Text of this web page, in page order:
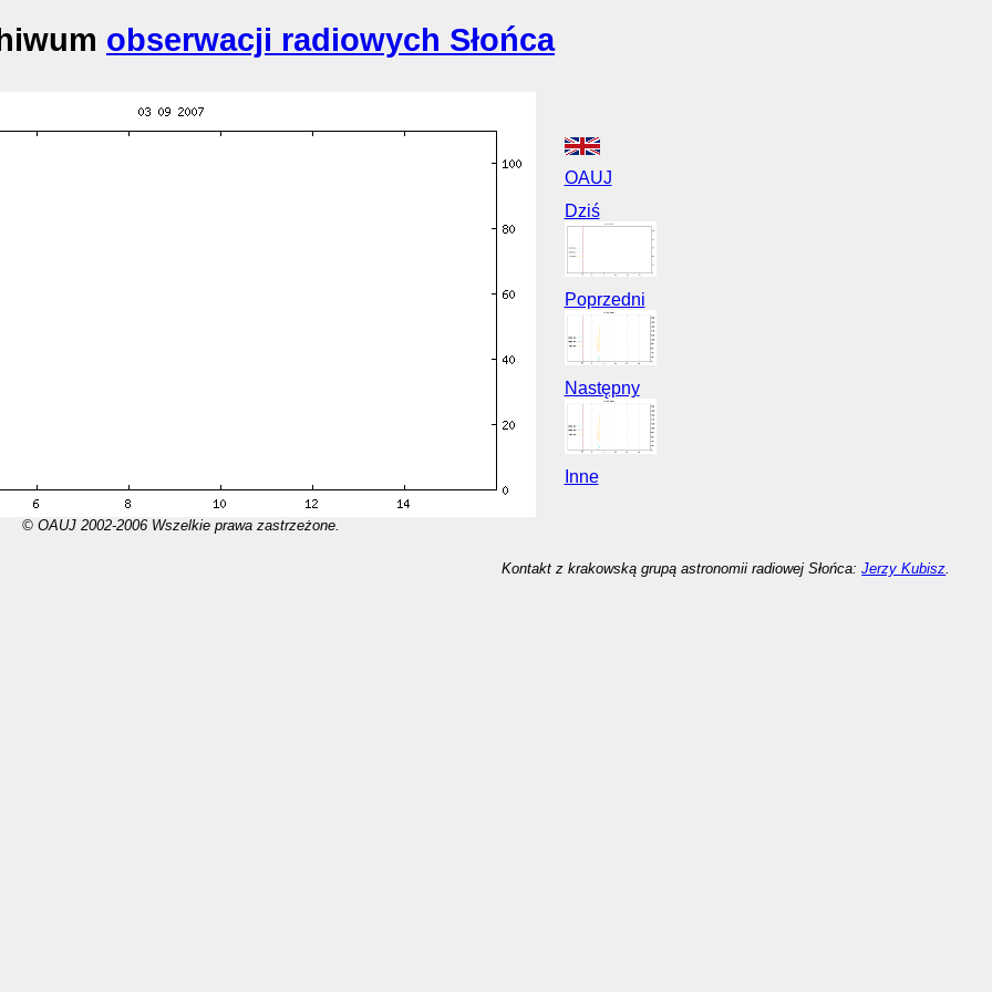
obserwacji radiowych Słońca
© OAUJ 2002-2006 Wszelkie prawa zastrzeżone.
OAUJ
Dziś
Poprzedni
Następny
Inne
Kontakt z krakowską grupą astronomii radiowej Słońca:Jerzy Kubisz.